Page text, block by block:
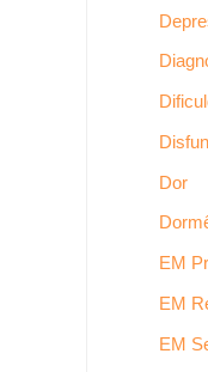
Dor
EM
EM
EM